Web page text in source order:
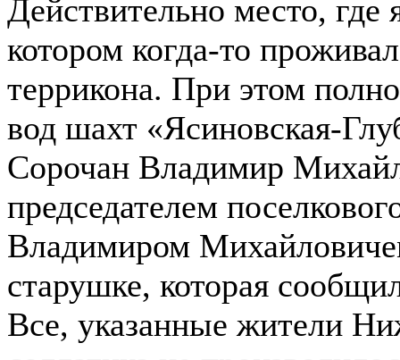
Действительно место,
котором когда-то
террикона. При этом
вод шахт «Ясиновская-
Сорочан Владимир
председателем
Владимиром
старушке, которая
Все, указанные жители